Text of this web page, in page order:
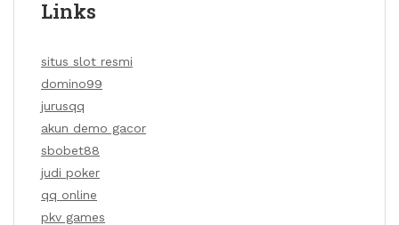
Links
situs slot resmi
domino99
jurusqq
akun demo gacor
sbobet88
judi poker
qq online
pkv games